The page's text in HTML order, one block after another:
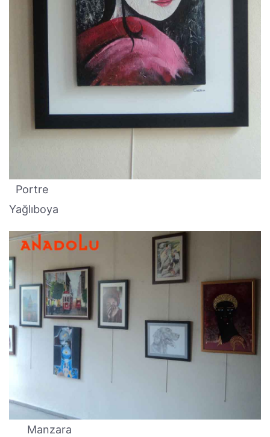
Portre
Yağlıboya
Manzara